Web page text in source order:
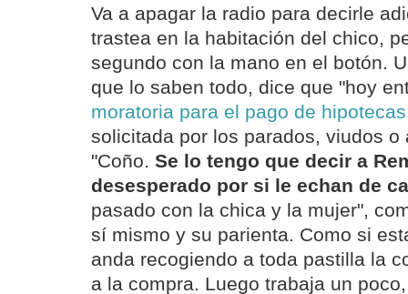
Va a apagar la radio para decirle
trastea en la habitación del chico,
segundo con la mano en el botón.
que lo saben todo, dice que "hoy
moratoria para el pago de hipotecas
solicitada por los parados, viudos o
"Coño. Se lo tengo que decir a
desesperado por si le echan de
pasado con la chica y la mujer",
sí mismo y su parienta. Como si
anda recogiendo a toda pastilla la
a la compra. Luego trabaja un